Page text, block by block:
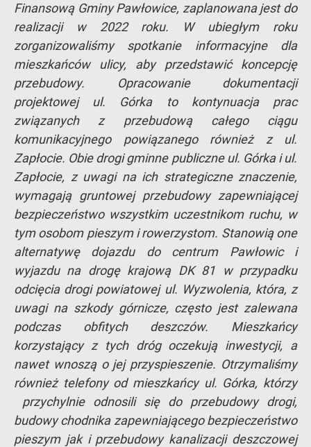
Finansową Gminy Pawłowice, zaplanowana jest do
realizacji w 2022 roku. W ubiegłym roku
zorganizowaliśmy spotkanie informacyjne dla
mieszkańców ulicy, aby przedstawić koncepcję
przebudowy. Opracowanie dokumentacji
projektowej ul. Górka to kontynuacja prac
związanych z przebudową całego ciągu
komunikacyjnego powiązanego również z ul.
Zapłocie. Obie drogi gminne publiczne ul. Górka i ul.
Zapłocie, z uwagi na ich strategiczne znaczenie,
wymagają gruntowej przebudowy zapewniającej
bezpieczeństwo wszystkim uczestnikom ruchu, w
tym osobom pieszym i rowerzystom. Stanowią one
alternatywę dojazdu do centrum Pawłowic i
wyjazdu na drogę krajową DK 81 w przypadku
odcięcia drogi powiatowej ul. Wyzwolenia, która, z
uwagi na szkody górnicze, często jest zalewana
podczas obfitych deszczów. Mieszkańcy
korzystający z tych dróg oczekują inwestycji, a
nawet wnoszą o jej przyspieszenie. Otrzymaliśmy
również telefony od mieszkańcy ul. Górka, którzy
przychylnie odnosili się do przebudowy drogi,
budowy chodnika zapewniającego bezpieczeństwo
pieszym jak i przebudowy kanalizacji deszczowej